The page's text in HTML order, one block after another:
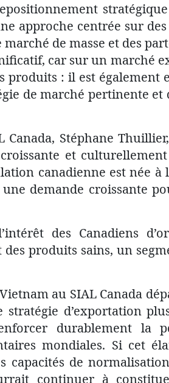
approche centrée sur
de masse et des
car sur un marché
produits : il est
de marché pertinente et
Stéphane
et
canadienne est née à
demande croissante
des Canadiens
produits sains, un
au SIAL Canada
d’exportation
durablement la
mondiales. Si cet
capacités de
continuer à